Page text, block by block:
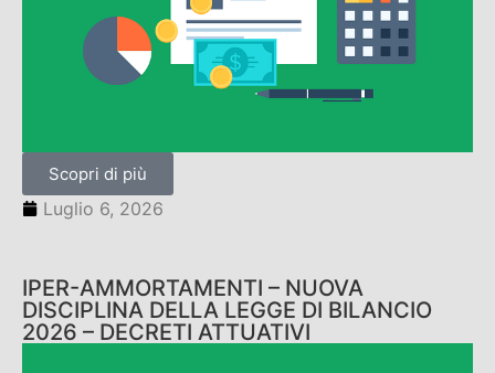
Scopri di più
Luglio 6, 2026
IPER-AMMORTAMENTI – NUOVA
DISCIPLINA DELLA LEGGE DI BILANCIO
2026 – DECRETI ATTUATIVI